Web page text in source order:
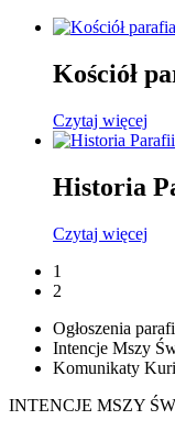
Kościół
Czytaj więcej
Historia
Czytaj więcej
1
2
Ogłoszenia
Intencje Mszy
Komunikaty
INTENCJE MSZY